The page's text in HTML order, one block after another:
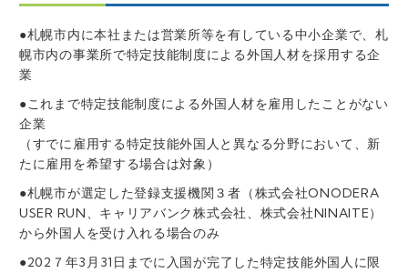
●札幌市内に本社または営業所等を有している中小企業で、札
幌市内の事業所で特定技能制度による外国人材を採用する企
業
●これまで特定技能制度による外国人材を雇用したことがない
企業
（すでに雇用する特定技能外国人と異なる分野において、新
たに雇用を希望する場合は対象）
●札幌市が選定した登録支援機関３者（株式会社ONODERA
USER RUN、キャリアバンク株式会社、株式会社NINAITE）
から外国人を受け入れる場合のみ
●202７年3月31日までに入国が完了した特定技能外国人に限